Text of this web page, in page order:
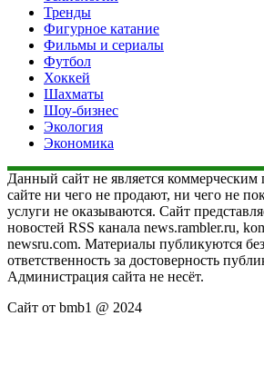
Тренды
Фигурное катание
Фильмы и сериалы
Футбол
Хоккей
Шахматы
Шоу-бизнес
Экология
Экономика
Данный сайт не является
сайте ни чего не продают, ни чего не
услуги не оказываются. Сайт
новостей RSS канала news.rambler.ru,
newsru.com. Материалы публикуются
ответственность за достоверность
Администрация сайта не несёт.
Сайт от bmb1 @ 2024